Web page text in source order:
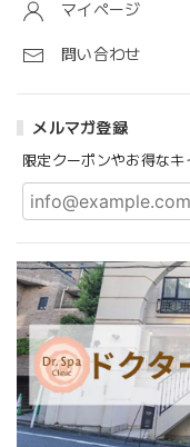
マイページ
問い合わせ
メルマガ登録
限定クーポンやお得なキ